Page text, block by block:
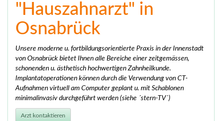
"Hauszahnarzt" in
Osnabrück
Unsere moderne u. fortbildungsorientierte Praxis in der Innenstadt
von Osnabrück bietet Ihnen alle Bereiche einer zeitgemässen,
schonenden u. ästhetisch hochwertigen Zahnheilkunde.
Implantatoperationen können durch die Verwendung von CT-
Aufnahmen virtuell am Computer geplant u. mit Schablonen
minimalinvasiv durchgeführt werden (siehe ´stern-TV`)
Arzt kontaktieren